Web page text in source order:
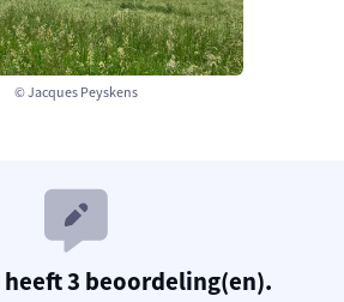
© Jacques Peyskens
heeft 3 beoordeling(en).